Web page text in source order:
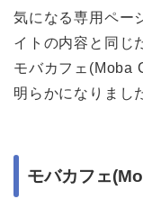
気になる専用ペー
イトの内容と同じ
モバカフェ(Moba
明らかになりまし
モバカフェ